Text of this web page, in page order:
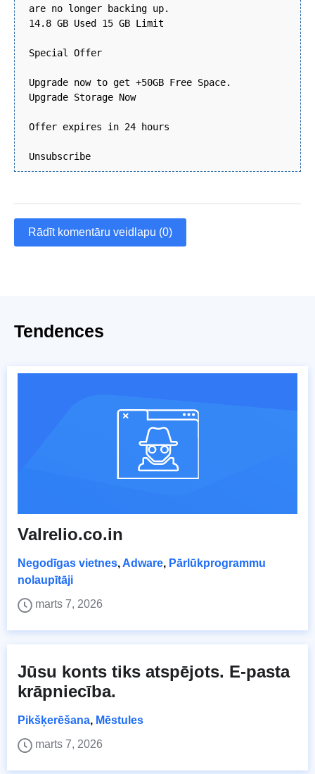
are no longer backing up.
14.8 GB Used 15 GB Limit
Special Offer
Upgrade now to get +50GB Free Space.
Upgrade Storage Now
Offer expires in 24 hours
Unsubscribe
Rādīt komentāru veidlapu (0)
Tendences
Valrelio.co.in
Negodīgas vietnes, Adware, Pārlūkprogrammu
nolaupītāji
marts 7, 2026
Jūsu konts tiks atspējots. E-pasta
krāpniecība.
Pikšķerēšana, Mēstules
marts 7, 2026